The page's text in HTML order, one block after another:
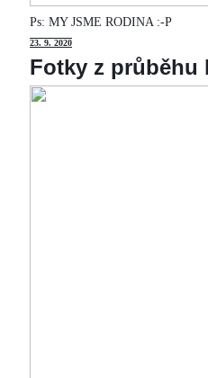
Ps: MY JSME RODINA :-P
23. 9. 2020
Fotky z průběhu